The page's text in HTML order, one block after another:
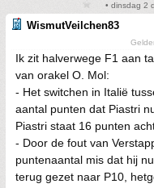
• dinsdag 2
WismutVeilchen83
Ik zit halverwege F1 aan
van orakel O. Mol:
- Het switchen in Italië
aantal punten dat Piastri
Piastri staat 16 punten
- Door de fout van
puntenaantal mis dat hij
terug gezet naar P10,